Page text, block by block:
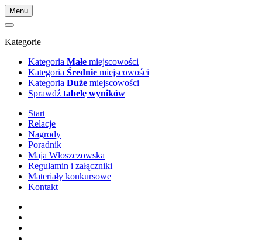
Menu
Kategorie
Kategoria Małe miejscowości
Kategoria Średnie miejscowości
Kategoria Duże miejscowości
Sprawdź tabelę wyników
Start
Relacje
Nagrody
Poradnik
Maja Włoszczowska
Regulamin i załączniki
Materiały konkursowe
Kontakt